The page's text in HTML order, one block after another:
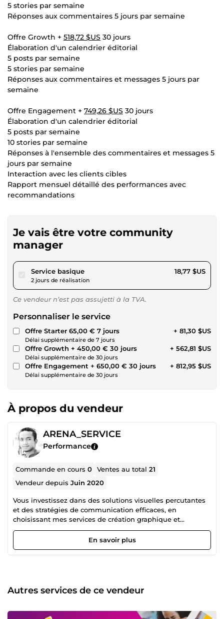
5 stories par semaine
Réponses aux commentaires 5 jours par semaine
Offre Growth + 518,72 $US 30 jours
Élaboration d'un calendrier éditorial
5 posts par semaine
5 stories par semaine
Réponses aux commentaires et messages 5 jours par
semaine
Offre Engagement + 749,26 $US 30 jours
Élaboration d'un calendrier éditorial
5 posts par semaine
10 stories par semaine
Réponses à l'ensemble des commentaires et messages 5
jours par semaine
Interaction avec les clients cibles
Rapport mensuel détaillé des performances avec
recommandations
Je vais être votre community
manager
Service basiquepour 17,29 $US
2 jours de réalisation
18,77 $US
Ce vendeur n’est pas assujetti à la TVA.
Personnaliser le service
Offre Starter 65,00 € 7 jours
Délai supplémentaire de 7 jours
+ 81,30 $US
Offre Growth + 450,00 € 30 jours
Délai supplémentaire de 30 jours
+ 562,81 $US
Offre Engagement + 650,00 € 30 jours
Délai supplémentaire de 30 jours
+ 812,95 $US
À propos du vendeur
ARENA_SERVICE
Performance
Commande en cours0 Ventes au total21
Vendeur depuisJuin 2020
Vous investissez dans des solutions visuelles percutantes
et des stratégies de communication efficaces, en
choisissant mes services de création graphique et
marketing digital. ARENA SERVICE vous offre la possibilité
de booster votre visibilité grâce à des logos uniques, des
supports visuels attractifs et une gestion optimale de vos
maximiser vos conversions. Profitez d'une communication
cohérente, d'une image de marque renforcée et d'un
entreprise vers de nouveaux sommets.
En savoir plus
Autres services de ce vendeur